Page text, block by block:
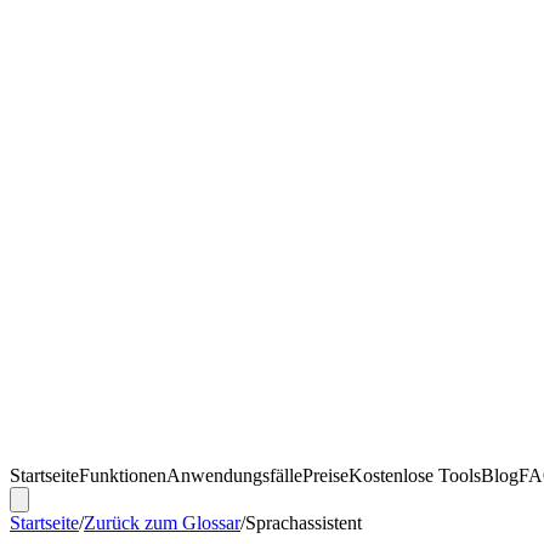
StartseiteFunktionenAnwendungsfällePreiseKostenlose ToolsBlog
Startseite/Zurück zum Glossar/Sprachassistent